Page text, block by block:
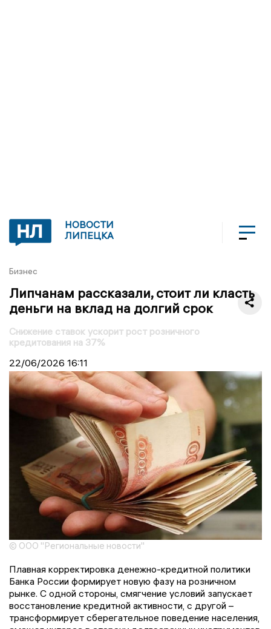
НОВОСТИ
ЛИПЕЦКА
Бизнес
Липчанам рассказали, стоит ли класть
деньги на вклад на долгий срок
Снижение ставок ускорит рост розничного
кредитования на 37%
22/06/2026 16:11
© ООО "Региональные новости"
Плавная корректировка денежно-кредитной политики
Банка России формирует новую фазу на розничном
рынке. С одной стороны, смягчение условий запускает
восстановление кредитной активности, с другой –
трансформирует сберегательное поведение населения,